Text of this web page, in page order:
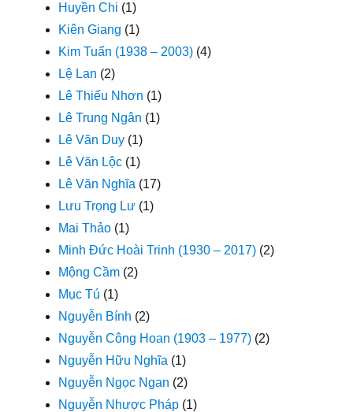
Huyền Chi (1)
Kiên Giang (1)
Kim Tuấn (1938 – 2003) (4)
Lệ Lan (2)
Lê Thiếu Nhơn (1)
Lê Trung Ngân (1)
Lê Văn Duy (1)
Lê Văn Lộc (1)
Lê Văn Nghĩa (17)
Lưu Trọng Lư (1)
Mai Thảo (1)
Minh Đức Hoài Trinh (1930 – 2017) (2)
Mộng Cầm (2)
Mục Tú (1)
Nguyễn Bính (2)
Nguyễn Công Hoan (1903 – 1977) (2)
Nguyễn Hữu Nghĩa (1)
Nguyễn Ngọc Ngạn (2)
Nguyễn Nhược Pháp (1)